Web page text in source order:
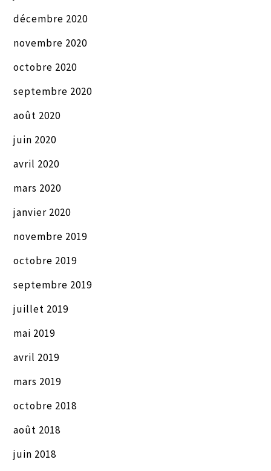
décembre 2020
novembre 2020
octobre 2020
septembre 2020
août 2020
juin 2020
avril 2020
mars 2020
janvier 2020
novembre 2019
octobre 2019
septembre 2019
juillet 2019
mai 2019
avril 2019
mars 2019
octobre 2018
août 2018
juin 2018